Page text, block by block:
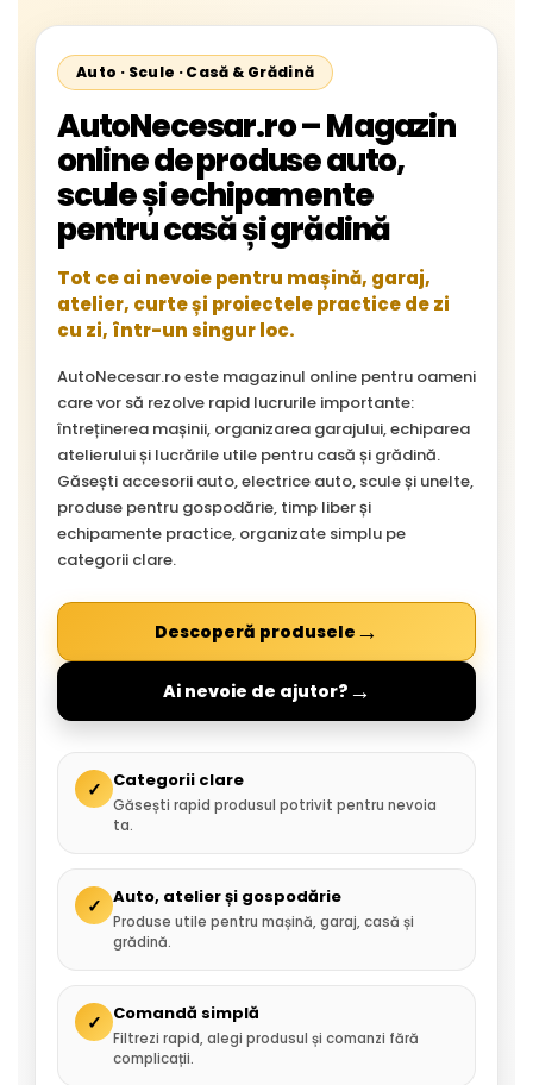
Auto · Scule · Casă & Grădină
AutoNecesar.ro – Magazin
online de produse auto,
scule și echipamente
pentru casă și grădină
Tot ce ai nevoie pentru mașină, garaj,
atelier, curte și proiectele practice de zi
cu zi, într-un singur loc.
AutoNecesar.ro este magazinul online pentru oameni
care vor să rezolve rapid lucrurile importante:
întreținerea mașinii, organizarea garajului, echiparea
atelierului și lucrările utile pentru casă și grădină.
Găsești accesorii auto, electrice auto, scule și unelte,
produse pentru gospodărie, timp liber și
echipamente practice, organizate simplu pe
categorii clare.
Descoperă produsele →
Ai nevoie de ajutor? →
✓ Categorii clare
Găsești rapid produsul potrivit pentru nevoia
ta.
✓ Auto, atelier și gospodărie
Produse utile pentru mașină, garaj, casă și
grădină.
✓ Comandă simplă
Filtrezi rapid, alegi produsul și comanzi fără
complicații.